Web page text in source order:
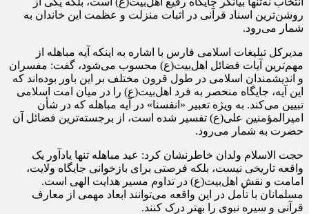
روشن‌ترین اسناد قرآنی در اثبات منزلت و عظمت این خاندان به
شمار می‌رود.
مدیرکل تبلیغات اسلامی فارس با اشاره به اینکه آیه مباهله از
مهم‌ترین آیات فضائل اهل‌بیت(ع) محسوب می‌شود، گفت: مفسران
و اندیشمندان اسلامی در طول قرون مختلف بر این باور بوده‌اند که
این آیه، جایگاه منحصر به فرد اهل‌بیت(ع) را در میان امت اسلامی
تبیین می‌کند. به ویژه تعبیر «انفسنا» در آیه مباهله که در شأن
امیرالمؤمنین علی(ع) تفسیر شده است، از برجسته‌ترین فضائل آن
حضرت به شمار می‌رود.
حجت الاسلام ولدان خاطرنشان کرد: عید مباهله تنها یادآور یک
واقعه تاریخی نیست، بلکه فرصتی برای بازخوانی جایگاه ولایت،
امامت و نقش اهل‌بیت(ع) در تداوم مسیر هدایت الهی است.
مسلمانان با تأمل در این واقعه می‌توانند ابعاد مهمی از معارف
قرآنی و سیره نبوی را بهتر درک کنند.